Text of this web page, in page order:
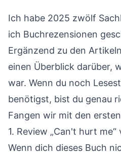
Ich habe 2025 zwölf
ich Buchrezensionen
Ergänzend zu den
einen Überblick darüber,
war. Wenn du noch
benötigst, bist du genau
Fangen wir mit den
1. Review „Can't hurt me“
Wenn dich dieses Buch